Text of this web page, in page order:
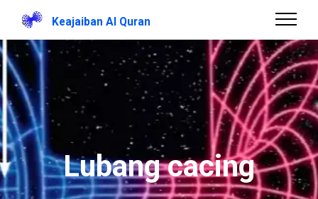
Keajaiban Al Quran
Lubang cacing